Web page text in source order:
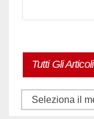
Tutti Gli Articoli
Tutti